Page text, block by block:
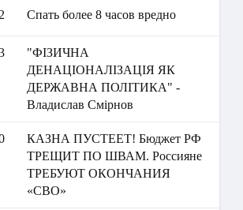
Спать более 8 часов вредно
"ФІЗИЧНА
ДЕНАЦІОНАЛІЗАЦІЯ ЯК
ДЕРЖАВНА ПОЛІТИКА" -
Владислав Смірнов
КАЗНА ПУСТЕЕТ! Бюджет РФ
ТРЕЩИТ ПО ШВАМ. Россияне
ТРЕБУЮТ ОКОНЧАНИЯ
«СВО»